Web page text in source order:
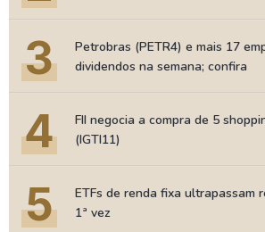
3
Petrobras (PETR4) e mais 17
dividendos na semana; confira
4
FII negocia a compra de 5
(IGTI11)
5
ETFs de renda fixa ultrapassam
1ª vez